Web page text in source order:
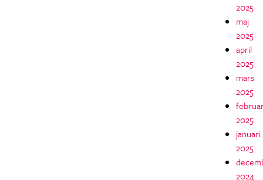
2025
maj
2025
april
2025
mars
2025
2025
januari
2025
2024